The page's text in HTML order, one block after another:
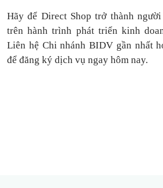
Hãy để Direct Shop trở thành
trên hành trình phát triển kinh
Liên hệ Chi nhánh BIDV gần nhất
để đăng ký dịch vụ ngay hôm nay.